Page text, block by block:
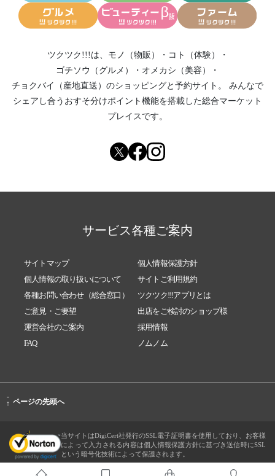
ツクツク!!!は、 モノ（物販） ・ コト（体験）
・
ゴチソウ（グルメ）
・ オメカシ（美容）
・
チョクバイ（産地直送） のショッピングと予約サイト。
みんなで
シェアし合う おすそ分けポイント機能を搭載した総合マーケット
プレイスです。
サービス各種ご案内
サイトマップ
個人情報保護方針
個人情報の取り扱いについて
サイトご利用規約
各種お問い合わせ（総合窓口）
ツクツク!!!アプリとは
ご意見・ご要望
出店をご検討のショップ様
運営会社のご案内
採用情報
FAQ
ノムノム
-
↑ ページの先頭へ
当サイトはDigiCert社発行のSSL電子証明書を使用しており、お客様
によって入力される内容は個人情報保護方針に基づき送信時にSSL
という暗号化技術によって保護されます。